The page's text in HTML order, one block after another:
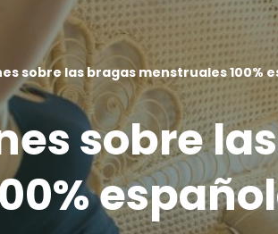
sobre las bragas menstruales 100%
sobre